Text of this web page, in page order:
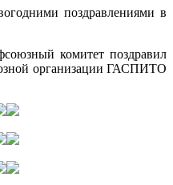
поздравлениями в
комитет поздравил
организации ГАСПИТО